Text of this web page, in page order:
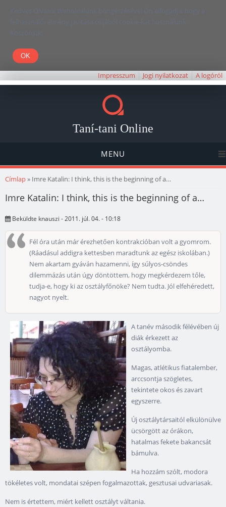
Kedves Olvasó! Weboldalunk böngészésével Ön elfogadja, hogy a
felhasználói élmény javítása céljából cookie-kat használunk.
Köszönjük!
Impresszum Jogi nyilatkozat A logóról
Taní-tani Online
MENU
Jelenlegi hely
Címlap» Imre Katalin: I think, this is the beginning of a…
Imre Katalin: I think, this is the beginning of a…
Beküldte knauszi - 2011. júl. 04. - 10:18
Fél óra után már érezhetően kontrakcióban volt a gyomrom.
(Ráadásul addigra kettesben maradtunk az egész iskolában.)
Nem akartam gyáván hazamenni, így súlyos-csöndes
dilemmázás után úgy döntöttem, hogy megkérdezem tőle,
tudja-e, hogy ki az osztályfőnöke? Nem tudta. Jól elfehéredett,
nagyot nyelt.
A tanév második félévében új
diák érkezett az
osztályomba.
Magas, atlétikus fiatalember,
arccsontja szögletes,
tekintete okos és zavart
egyszerre.
Új osztálytársaitól elkülönülve
ücsörgött az órákon,
hatalmas fekete bakancsát
bámulva.
Ha hozzám szólt, modora
tökéletes volt, mondatai szépen fogalmazottak, gesztusai udvariasak.
Nem is értettem, miért kellett osztályt váltania.